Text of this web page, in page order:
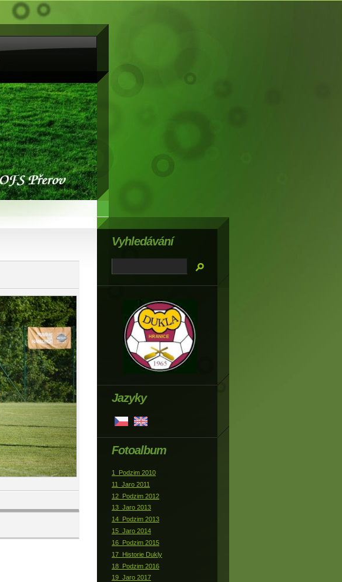
Jazyky
Fotoalbum
1_Podzim 2010
11_Jaro 2011
12_Podzim 2012
13_Jaro 2013
14_Podzim 2013
15_Jaro 2014
16_Podzim 2015
17_Historie Dukly
18_Podzim 2016
19_Jaro 2017
Vyhledávání